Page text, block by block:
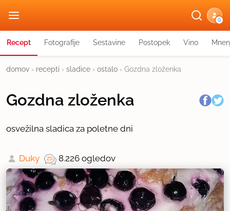
G
Recept Fotografije Sestavine Postopek Vino
domov › recepti › sladice › ostalo › Gozdna zloženka
Gozdna zloženka
osvežilna sladica za poletne dni
Duky 8.226 ogledov